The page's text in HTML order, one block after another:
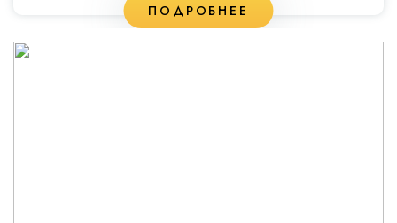
ПОДРОБНЕЕ